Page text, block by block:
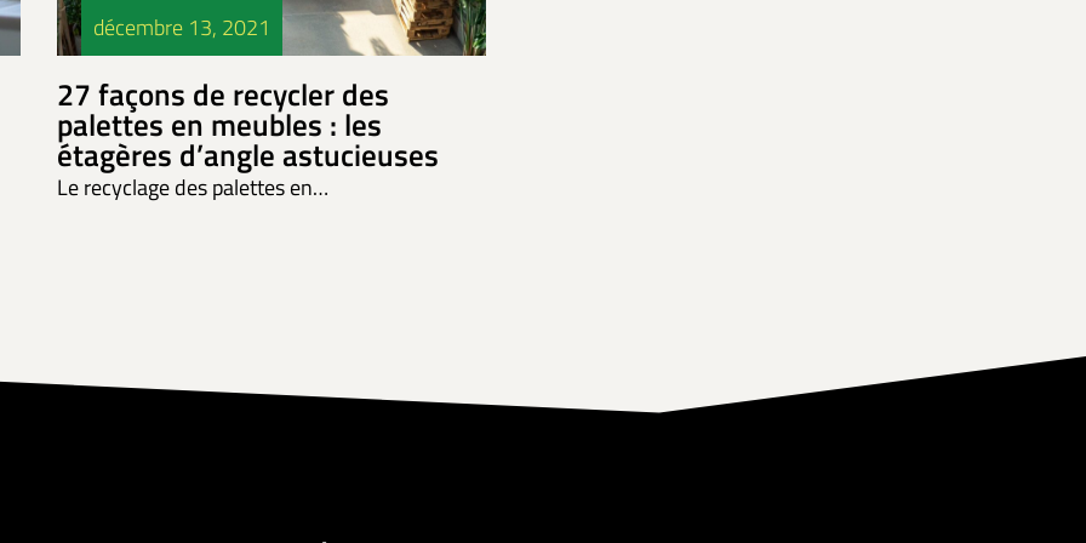
décembre 13, 2021
27 façons de recycler des
palettes en meubles : les
étagères d’angle astucieuses
Le recyclage des palettes en…